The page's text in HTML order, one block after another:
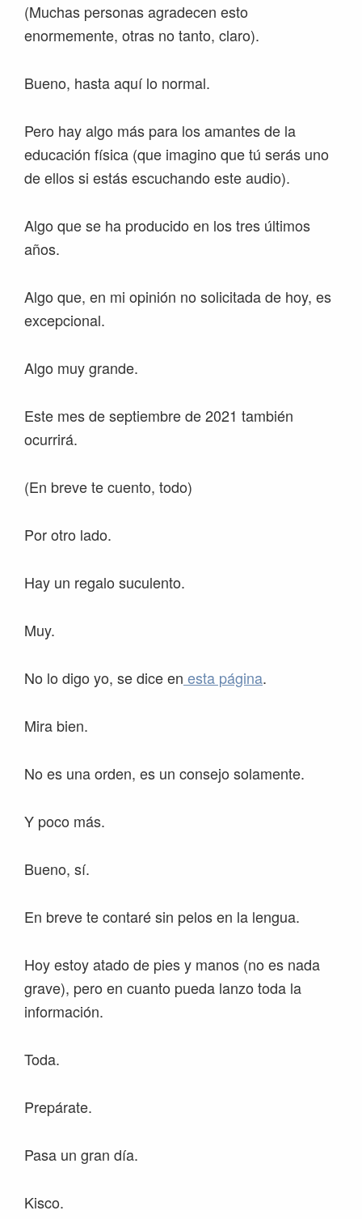
(Muchas personas agradecen esto
enormemente, otras no tanto, claro).
Bueno, hasta aquí lo normal.
Pero hay algo más para los amantes de la
educación física (que imagino que tú serás uno
de ellos si estás escuchando este audio).
Algo que se ha producido en los tres últimos
años.
Algo que, en mi opinión no solicitada de hoy, es
excepcional.
Algo muy grande.
Este mes de septiembre de 2021 también
ocurrirá.
(En breve te cuento, todo)
Por otro lado.
Hay un regalo suculento.
Muy.
No lo digo yo, se dice en esta página.
Mira bien.
No es una orden, es un consejo solamente.
Y poco más.
Bueno, sí.
En breve te contaré sin pelos en la lengua.
Hoy estoy atado de pies y manos (no es nada
grave), pero en cuanto pueda lanzo toda la
información.
Toda.
Prepárate.
Pasa un gran día.
Kisco.